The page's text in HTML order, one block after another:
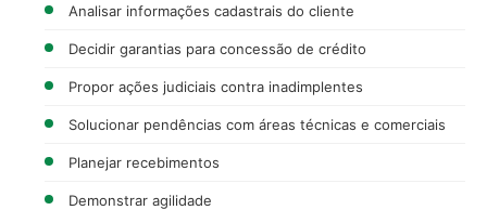
Analisar informações cadastrais do cliente
Decidir garantias para concessão de crédito
Propor ações judiciais contra inadimplentes
Solucionar pendências com áreas técnicas e comerciais
Planejar recebimentos
Demonstrar agilidade